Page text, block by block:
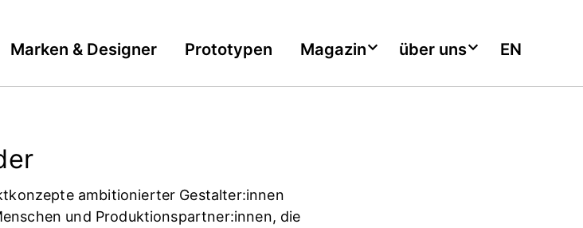
Marken & Designer Prototypen Magazin über uns EN
ambitionierter Gestalter:innen
und Produktionspartner:innen, die